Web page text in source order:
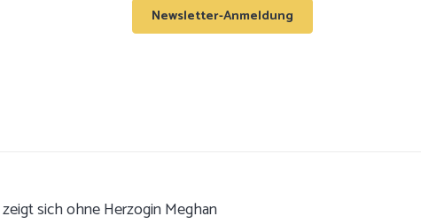
Newsletter-Anmeldung
sich ohne Herzogin Meghan